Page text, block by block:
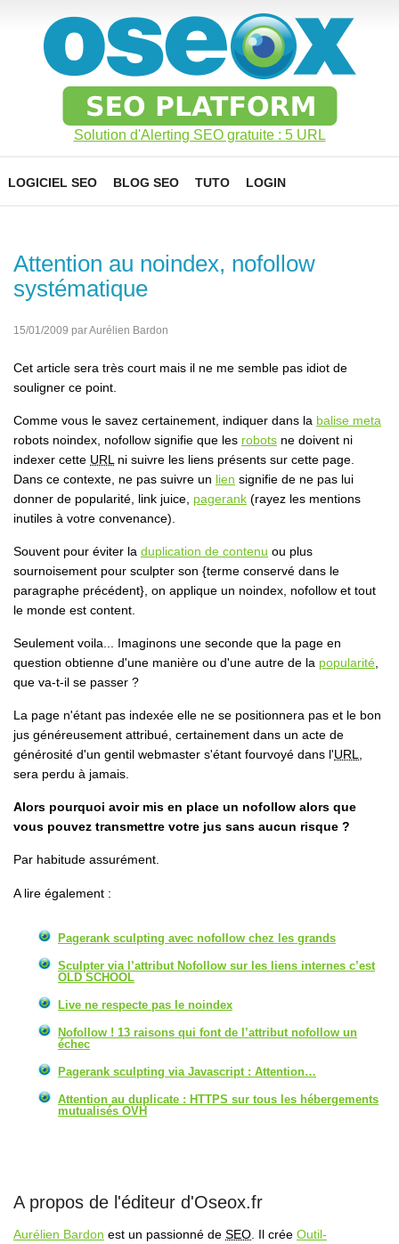
Solution d'Alerting SEO gratuite : 5 URL
LOGICIEL SEO BLOG SEO TUTO LOGIN
Attention au noindex, nofollow
systématique
15/01/2009 par Aurélien Bardon
Cet article sera très court mais il ne me semble pas idiot de
souligner ce point.
Comme vous le savez certainement, indiquer dans la balise meta
robots noindex, nofollow signifie que les robots ne doivent ni
indexer cette URL ni suivre les liens présents sur cette page.
Dans ce contexte, ne pas suivre un lien signifie de ne pas lui
donner de popularité, link juice, pagerank (rayez les mentions
inutiles à votre convenance).
Souvent pour éviter la duplication de contenu ou plus
sournoisement pour sculpter son {terme conservé dans le
paragraphe précédent}, on applique un noindex, nofollow et tout
le monde est content.
Seulement voila... Imaginons une seconde que la page en
question obtienne d'une manière ou d'une autre de la popularité
que va-t-il se passer ?
La page n'étant pas indexée elle ne se positionnera pas et le bon
jus généreusement attribué, certainement dans un acte de
générosité d'un gentil webmaster s'étant fourvoyé dans l'URL
sera perdu à jamais.
Alors pourquoi avoir mis en place un nofollow alors que
vous pouvez transmettre votre jus sans aucun risque ?
Par habitude assurément.
A lire également :
Pagerank sculpting avec nofollow chez les grands
Sculpter via l’attribut Nofollow sur les liens internes c’est
OLD SCHOOL
Live ne respecte pas le noindex
Nofollow ! 13 raisons qui font de l’attribut nofollow un
échec
Pagerank sculpting via Javascript : Attention…
Attention au duplicate : HTTPS sur tous les hébergements
mutualisés OVH
A propos de l'éditeur d'Oseox.fr
Aurélien Bardon est un passionné de SEO . Il crée Outil-